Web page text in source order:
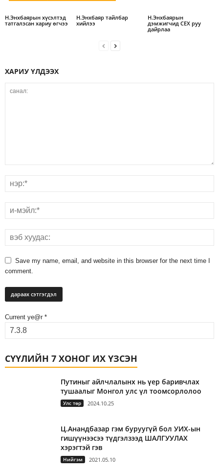
Н.Энхбаярын хүсэлтэд
татгалзсан хариу өгчээ
Н.Энхбаяр тайлбар
хийлээ
Н.Энхбаярын
дэмжигчид СЕХ руу
дайрлаа
ХАРИУ ҮЛДЭЭХ
Save my name, email, and website in this browser for the next time I
comment.
Current ye@r *
СҮҮЛИЙН 7 ХОНОГ ИХ ҮЗСЭН
Путиныг айлчлалынх нь үер баривчлах
тушаалыг Монгол улс үл тоомсорлолоо
Улс төр 2024.10.25
Ц.Анандбазар гэм буруугүй бол УИХ-ын
гишүүнээсээ түдгэлзээд ШАЛГУУЛАХ
хэрэгтэй гэв
Нийгэм 2021.05.10